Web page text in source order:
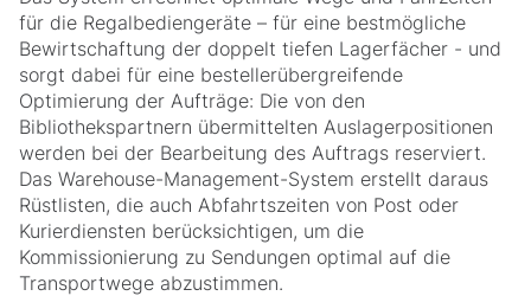
für die Regalbediengeräte – für eine bestmögliche
Bewirtschaftung der doppelt tiefen Lagerfächer - und
sorgt dabei für eine bestellerübergreifende
Optimierung der Aufträge: Die von den
Bibliothekspartnern übermittelten Auslagerpositionen
werden bei der Bearbeitung des Auftrags reserviert.
Das Warehouse-Management-System erstellt daraus
Rüstlisten, die auch Abfahrtszeiten von Post oder
Kurierdiensten berücksichtigen, um die
Kommissionierung zu Sendungen optimal auf die
Transportwege abzustimmen.